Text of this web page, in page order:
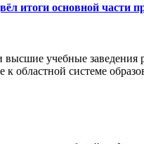
итоги основной части
учебные заведения
областной системе